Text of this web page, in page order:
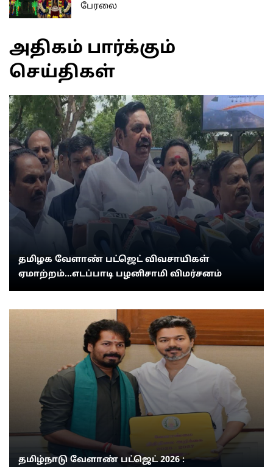
பேரலை
அதிகம் பார்க்கும்
செய்திகள்
தமிழக வேளாண் பட்ஜெட் விவசாயிகள்
ஏமாற்றம்...எடப்பாடி பழனிசாமி விமர்சனம்
தமிழ்நாடு வேளாண் பட்ஜெட் 2026 :